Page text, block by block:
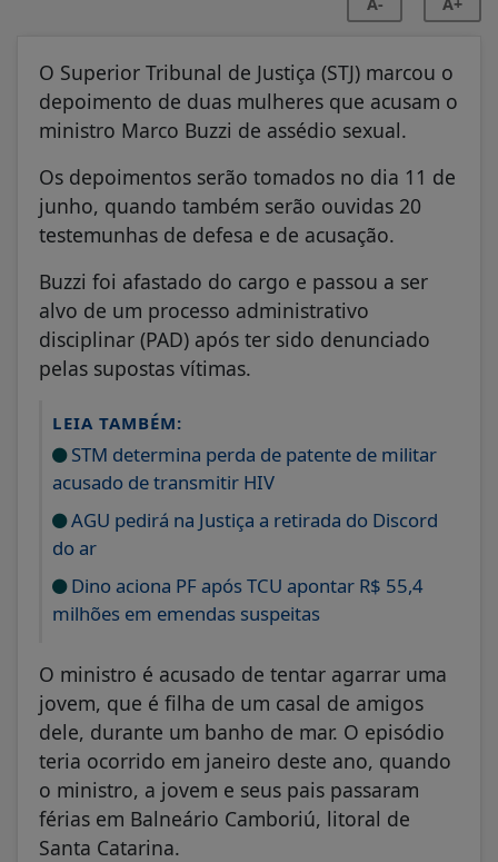
O Superior Tribunal de Justiça (STJ) marcou o
depoimento de duas mulheres que acusam o
ministro Marco Buzzi de assédio sexual.
Os depoimentos serão tomados no dia 11 de
junho, quando também serão ouvidas 20
testemunhas de defesa e de acusação.
Buzzi foi afastado do cargo e passou a ser
alvo de um processo administrativo
disciplinar (PAD) após ter sido denunciado
pelas supostas vítimas.
LEIA TAMBÉM:
STM determina perda de patente de militar
acusado de transmitir HIV
AGU pedirá na Justiça a retirada do Discord
do ar
Dino aciona PF após TCU apontar R$ 55,4
milhões em emendas suspeitas
O ministro é acusado de tentar agarrar uma
jovem, que é filha de um casal de amigos
dele, durante um banho de mar. O episódio
teria ocorrido em janeiro deste ano, quando
o ministro, a jovem e seus pais passaram
férias em Balneário Camboriú, litoral de
Santa Catarina.